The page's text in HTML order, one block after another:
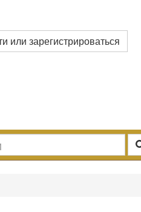
или зарегистрироваться